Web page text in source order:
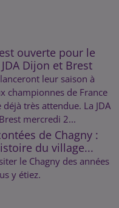
ouverte pour le
Dijon et Brest
leur saison à
championnes de France
très attendue. La JDA
mercredi 2...
de Chagny :
du village...
le Chagny des années
y étiez.